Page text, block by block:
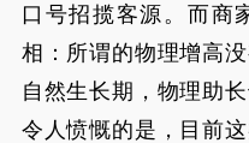
口号招揽客源。而商
相：所谓的物理增高
自然生长期，物理助
令人愤慨的是，目前